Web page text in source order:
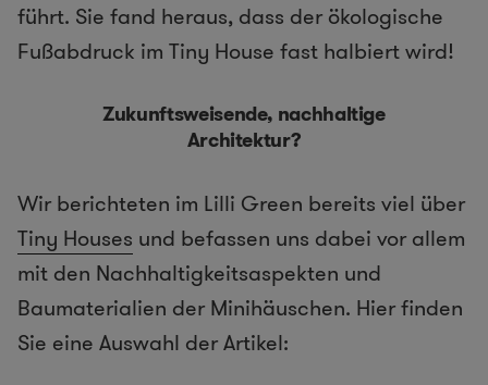
führt. Sie fand heraus, dass der ökologische
Fußabdruck im Tiny House fast halbiert wird!
Zukunftsweisende, nachhaltige
Architektur?
Wir berichteten im Lilli Green bereits viel über
Tiny Houses und befassen uns dabei vor allem
mit den Nachhaltigkeitsaspekten und
Baumaterialien der Minihäuschen. Hier finden
Sie eine Auswahl der Artikel: